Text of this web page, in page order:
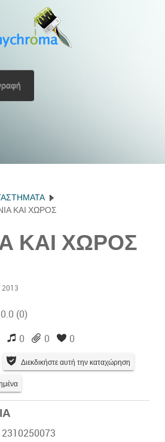
ΚΑΙ ΧΩΡΟΣ
ΚΑΙ ΧΩΡΟΣ
2013
0.0 (0)
0 0 0
Διεκδικήστε αυτή την καταχώρηση
2310250073